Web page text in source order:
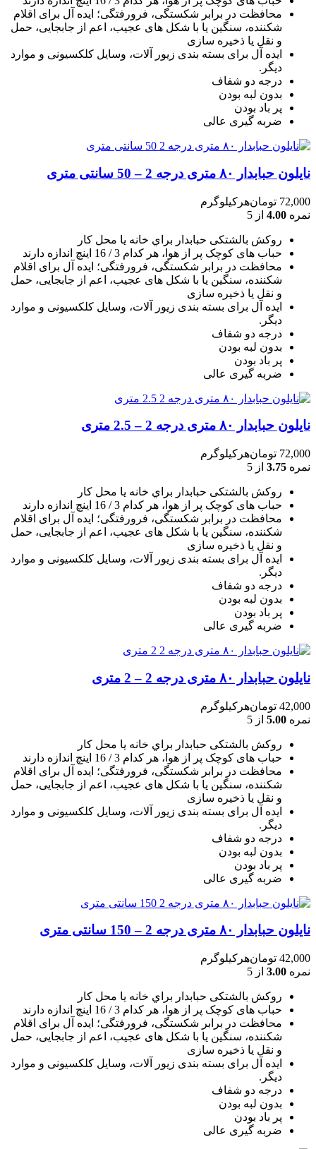
محافظت در برابر شکستگی، فرورفتگی؛ ايده آل برای اقلام
شکننده، سنگين يا با شکل های عجيب، اعم از جابجايی، حمل
و نقل يا ذخيره سازی
ایده آل برای بسته بندی زیور آلات، وسایل کلکسیونی و موارد
دیگر.
درجه دو شفاف
بدون لبه بودن
پر باد بودن
ضربه گیری عالی
نایلون حبابدار ۸۰ متری درجه 2 – 50 سانتی متری
72,000 تومانهرکیلوگرم
نمره 4.00 از 5
روکش بالشتکی حبابدار براي خانه يا محل کار
حباب های کوچک پر از هوا، هر کدام 3 / 16 اينچ اندازه دارند
محافظت در برابر شکستگی، فرورفتگی؛ ايده آل برای اقلام
شکننده، سنگين يا با شکل های عجيب، اعم از جابجايی، حمل
و نقل يا ذخيره سازی
ایده آل برای بسته بندی زیور آلات، وسایل کلکسیونی و موارد
دیگر.
درجه دو شفاف
بدون لبه بودن
پر باد بودن
ضربه گیری عالی
نایلون حبابدار ۸۰ متری درجه 2 – 2.5 متری
72,000 تومانهرکیلوگرم
نمره 3.75 از 5
روکش بالشتکی حبابدار براي خانه يا محل کار
حباب های کوچک پر از هوا، هر کدام 3 / 16 اينچ اندازه دارند
محافظت در برابر شکستگی، فرورفتگی؛ ايده آل برای اقلام
شکننده، سنگين يا با شکل های عجيب، اعم از جابجايی، حمل
و نقل يا ذخيره سازی
ایده آل برای بسته بندی زیور آلات، وسایل کلکسیونی و موارد
دیگر.
درجه دو شفاف
بدون لبه بودن
پر باد بودن
ضربه گیری عالی
نایلون حبابدار ۸۰ متری درجه 2 – 2 متری
42,000 تومانهرکیلوگرم
نمره 5.00 از 5
روکش بالشتکی حبابدار براي خانه يا محل کار
حباب های کوچک پر از هوا، هر کدام 3 / 16 اينچ اندازه دارند
محافظت در برابر شکستگی، فرورفتگی؛ ايده آل برای اقلام
شکننده، سنگين يا با شکل های عجيب، اعم از جابجايی، حمل
و نقل يا ذخيره سازی
ایده آل برای بسته بندی زیور آلات، وسایل کلکسیونی و موارد
دیگر.
درجه دو شفاف
بدون لبه بودن
پر باد بودن
ضربه گیری عالی
نایلون حبابدار ۸۰ متری درجه 2 – 150 سانتی متری
42,000 تومانهرکیلوگرم
نمره 3.00 از 5
روکش بالشتکی حبابدار براي خانه يا محل کار
حباب های کوچک پر از هوا، هر کدام 3 / 16 اينچ اندازه دارند
محافظت در برابر شکستگی، فرورفتگی؛ ايده آل برای اقلام
شکننده، سنگين يا با شکل های عجيب، اعم از جابجايی، حمل
و نقل يا ذخيره سازی
ایده آل برای بسته بندی زیور آلات، وسایل کلکسیونی و موارد
دیگر.
درجه دو شفاف
بدون لبه بودن
پر باد بودن
ضربه گیری عالی